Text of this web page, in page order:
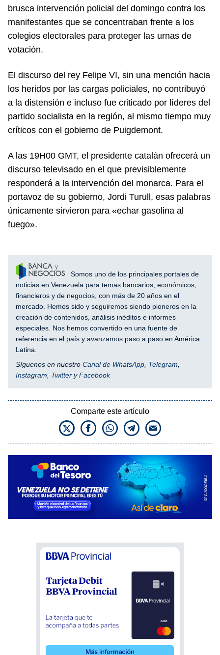
brusca intervención policial del domingo contra los
manifestantes que se concentraban frente a los
colegios electorales para proteger las urnas de
votación.
El discurso del rey Felipe VI, sin una mención hacia
los heridos por las cargas policiales, no contribuyó
a la distensión e incluso fue criticado por líderes del
partido socialista en la región, al mismo tiempo muy
críticos con el gobierno de Puigdemont.
A las 19H00 GMT, el presidente catalán ofrecerá un
discurso televisado en el que previsiblemente
responderá a la intervención del monarca. Para el
portavoz de su gobierno, Jordi Turull, esas palabras
únicamente sirvieron para «echar gasolina al
fuego».
Somos uno de los principales portales de
noticias en Venezuela para temas bancarios, económicos,
financieros y de negocios, con más de 20 años en el
mercado. Hemos sido y seguiremos siendo pioneros en la
creación de contenidos, análisis inéditos e informes
especiales. Nos hemos convertido en una fuente de
referencia en el país y avanzamos paso a paso en América
Latina.
Síguenos en nuestro Canal de WhatsApp Telegram
Instagram
Twitter yFacebook
Comparte este artículo